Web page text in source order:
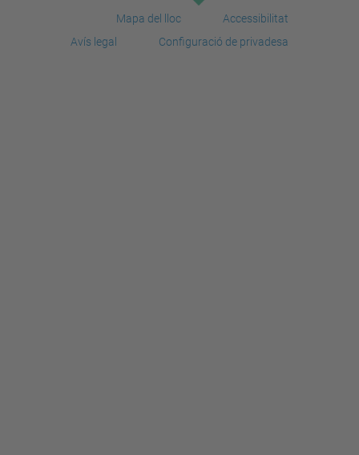
Mapa del lloc
Accessibilitat
Avís legal
Configuració de privadesa